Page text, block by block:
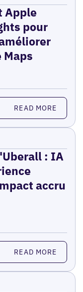
Apple
pour
READ MORE
: IA
accru
READ MORE